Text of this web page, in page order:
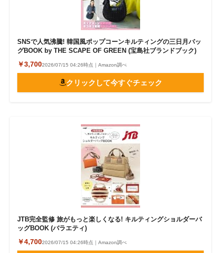
SNSで人気沸騰! 韓国風ポップコーンキルティングの三日月バッ
グBOOK by THE SCAPE OF GREEN (宝島社ブランドブック)
￥3,7002026/07/15 04:26時点｜Amazon調べ
クリックして今すぐチェック
JTB完全監修 旅がもっと楽しくなる! キルティングショルダーバ
ッグBOOK (バラエティ)
￥4,7002026/07/15 04:26時点｜Amazon調べ